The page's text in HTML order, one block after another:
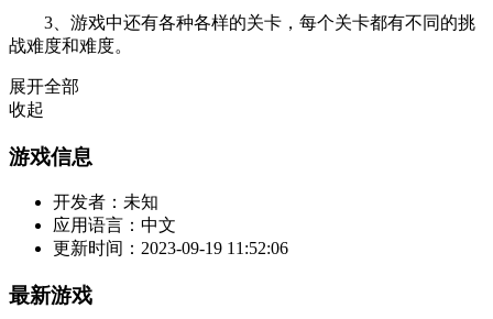
3、游戏中还有各种各样的关卡，每个关卡都有不同的挑
战难度和难度。
展开全部
收起
游戏信息
开发者： 未知
应用语言： 中文
更新时间： 2023-09-19 11:52:06
最新游戏